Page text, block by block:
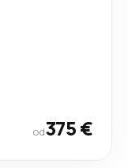
od375 €